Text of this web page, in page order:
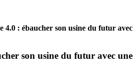
4.0 : ébaucher son usine du futur avec
son usine du futur avec une